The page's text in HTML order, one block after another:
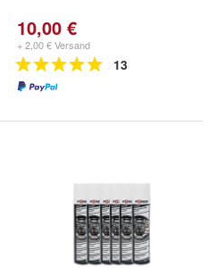
10,00 €
+ 2,00 € Versand
13